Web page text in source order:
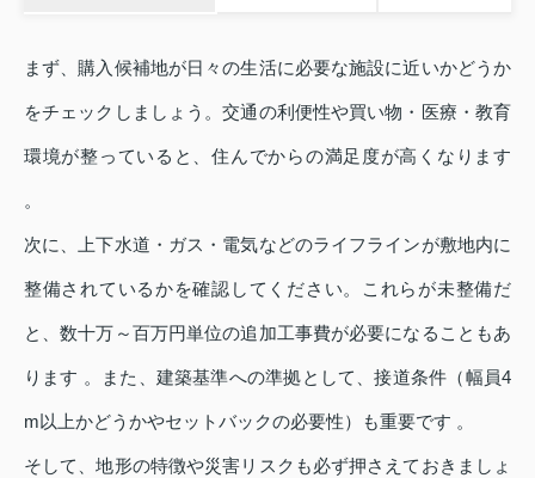
まず、購入候補地が日々の生活に必要な施設に近いかどうか
をチェックしましょう。交通の利便性や買い物・医療・教育
環境が整っていると、住んでからの満足度が高くなります
。
次に、上下水道・ガス・電気などのライフラインが敷地内に
整備されているかを確認してください。これらが未整備だ
と、数十万～百万円単位の追加工事費が必要になることもあ
ります 。また、建築基準への準拠として、接道条件（幅員4
m以上かどうかやセットバックの必要性）も重要です 。
そして、地形の特徴や災害リスクも必ず押さえておきましょ